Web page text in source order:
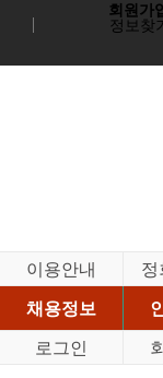
회원가
정보찾기
이용안내 정
채용정보
로그인